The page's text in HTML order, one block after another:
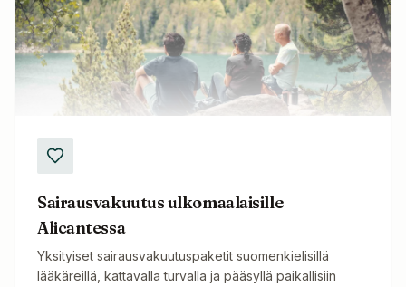
Sairausvakuutus ulkomaalaisille
Alicantessa
Yksityiset sairausvakuutuspaketit suomenkielisillä
lääkäreillä, kattavalla turvalla ja pääsyllä paikallisiin